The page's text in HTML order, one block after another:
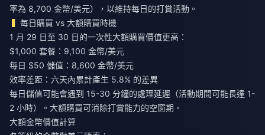
率為 8,700 金幣/美元），以維持每日的打賞活動。
每日購買 vs 大額購買時機
1 月 29 日至 30 日的一次性大額購買價值更高：
$1,000 套餐：9,100 金幣/美元
每日 $50 儲值：8,600 金幣/美元
效率差距：六天內累計產生 5.8% 的差異
每日儲值可能會遇到 15-30 分鐘的處理延遲（活動期間可能長達 1-
2 小時）。大額購買可消除打賞能力的空窗期。
大額金幣價值計算